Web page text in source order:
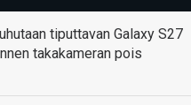
tiputtavan Galaxy S27
takakameran pois